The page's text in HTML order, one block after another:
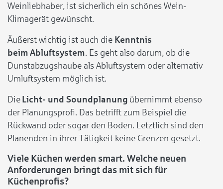
Weinliebhaber, ist sicherlich ein schönes Wein-
Klimagerät gewünscht.
Äußerst wichtig ist auch die Kenntnis
beim Abluftsystem. Es geht also darum, ob die
Dunstabzugshaube als Abluftsystem oder alternativ
Umluftsystem möglich ist.
Die Licht- und Soundplanung übernimmt ebenso
der Planungsprofi. Das betrifft zum Beispiel die
Rückwand oder sogar den Boden. Letztlich sind den
Planenden in ihrer Tätigkeit keine Grenzen gesetzt.
Viele Küchen werden smart. Welche neuen
Anforderungen bringt das mit sich für
Küchenprofis?